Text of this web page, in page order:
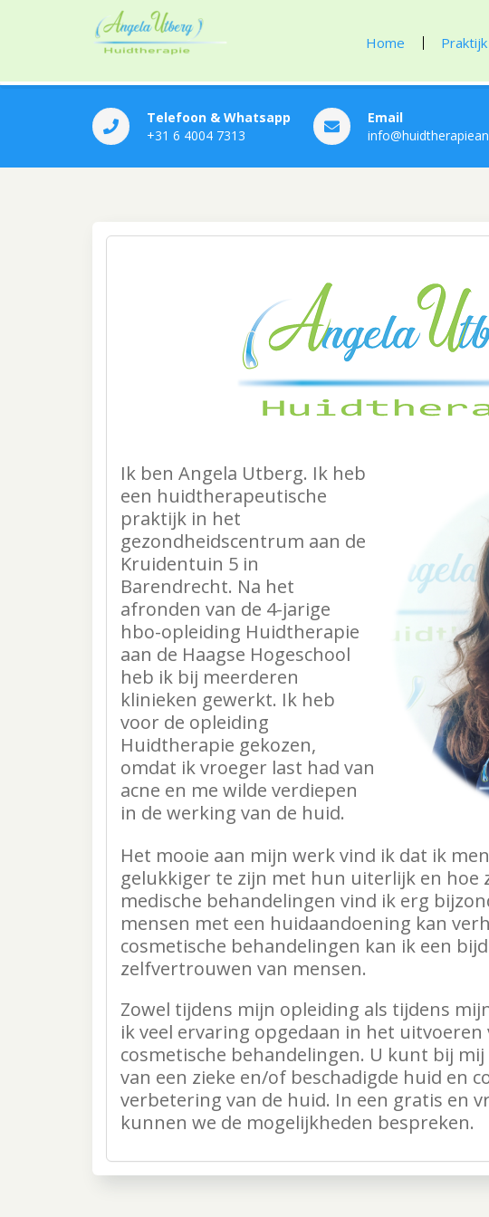
Huidtherapie Angela
Home Praktijk
Telefoon & Whatsapp
+31 6 4004 7313
Email
Ik ben Angela Utberg. Ik heb
een huidtherapeutische
praktijk in het
gezondheidscentrum aan de
Kruidentuin 5 in
Barendrecht. Na het
afronden van de 4-jarige
hbo-opleiding Huidtherapie
aan de Haagse Hogeschool
heb ik bij meerderen
klinieken gewerkt. Ik heb
voor de opleiding
Huidtherapie gekozen,
omdat ik vroeger last had van
acne en me wilde verdiepen
in de werking van de huid.
Het mooie aan mijn werk vind ik dat ik
gelukkiger te zijn met hun uiterlijk en hoe
medische behandelingen vind ik erg
mensen met een huidaandoening kan
cosmetische behandelingen kan ik een
zelfvertrouwen van mensen.
Zowel tijdens mijn opleiding als tijdens
ik veel ervaring opgedaan in het uitvoeren
cosmetische behandelingen. U kunt bij
van een zieke en/of beschadigde huid en
verbetering van de huid. In een gratis en
kunnen we de mogelijkheden bespreken.